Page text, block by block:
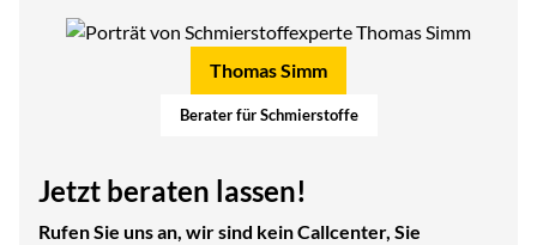
Thomas Simm
Berater für Schmierstoffe
Jetzt beraten lassen!
Rufen Sie uns an, wir sind kein Callcenter, Sie